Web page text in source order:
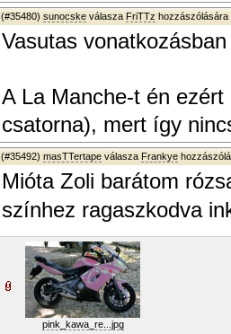
(#35480) sunocske válasza FriTTz hozzászólására
Vasutas
A La Manche-t én
csatorna), mert így
(#35492) masTTertape válasza Frankye
Mióta Zoli barátom
színhez ragaszkodva
pink_kawa_re...jpg